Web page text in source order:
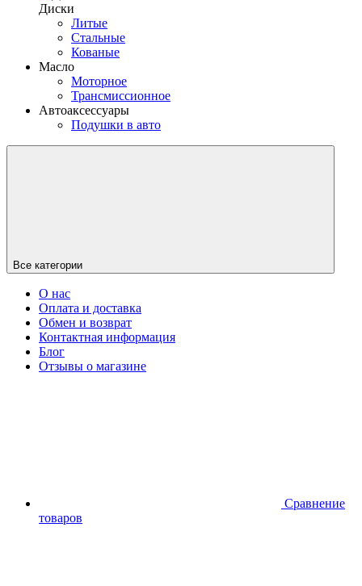
Диски
Литые
Стальные
Кованые
Масло
Моторное
Трансмиссионное
Автоаксессуары
Подушки в авто
Все категории
О нас
Оплата и доставка
Обмен и возврат
Контактная информация
Блог
Отзывы о магазине
Сравнение
товаров